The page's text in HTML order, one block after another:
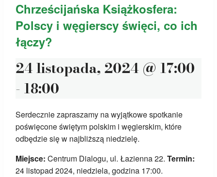
Chrześcijańska Książkosfera:
Polscy i węgierscy święci, co ich
łączy?
24 listopada, 2024 @ 17:00
- 18:00
Serdecznie zapraszamy na wyjątkowe spotkanie
poświęcone świętym polskim i węgierskim, które
odbędzie się w najbliższą niedzielę.
Miejsce: Centrum Dialogu, ul. Łazienna 22. Termin:
24 listopad 2024, niedziela, godzina 17:00.